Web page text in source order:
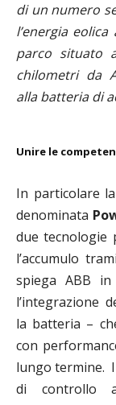
di un numero
l’energia
parco situato
chilometri da
alla batteria di
Unire le
In particolare
denominata
due tecnologie
l’accumulo
spiega ABB
l’integrazione
la batteria –
con
lungo termine.
di controllo